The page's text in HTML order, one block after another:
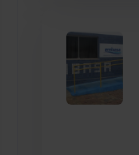
Cordeiros
Dom Basílio